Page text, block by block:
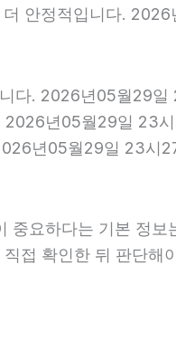
안정적입니다.
다. 2026년05월29
년05월29일 23
년05월29일 23시
중요하다는 기본 정보
접 확인한 뒤 판단